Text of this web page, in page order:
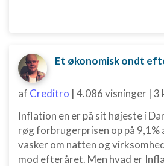
Et økonomisk ondt
af Creditro | 4.086 visninger | 3
Inflation en er på sit højeste i
røg forbrugerprisen op på 9,1%
vasker om natten og
mod efteråret. Men hvad er